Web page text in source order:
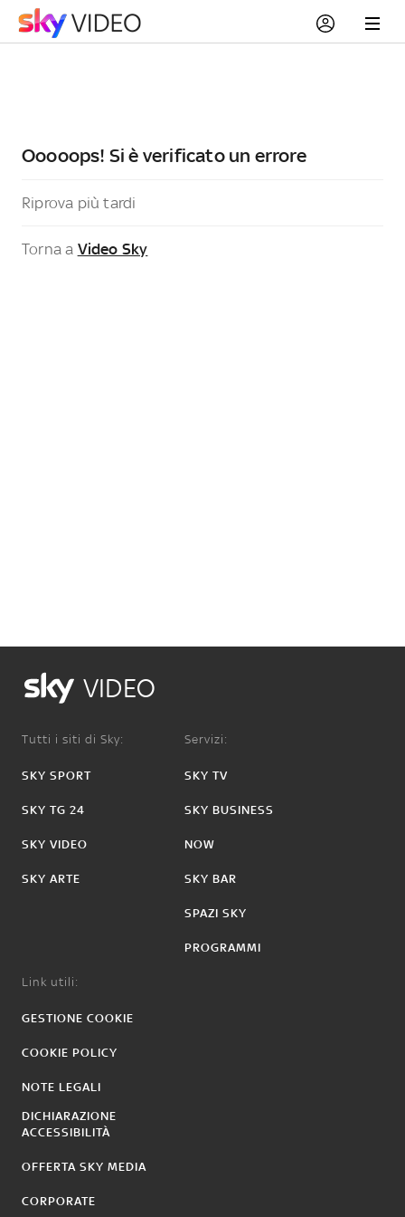
Ooooops! Si è verificato un errore
Riprova più tardi
Torna a Video Sky
VIDEO
Tutti i siti di Sky:
SKY SPORT
SKY TG 24
SKY VIDEO
SKY ARTE
Servizi:
SKY TV
SKY BUSINESS
NOW
SKY BAR
SPAZI SKY
PROGRAMMI
Link utili:
GESTIONE COOKIE
COOKIE POLICY
NOTE LEGALI
DICHIARAZIONE
ACCESSIBILITÀ
OFFERTA SKY MEDIA
CORPORATE